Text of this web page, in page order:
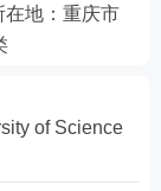
在地： 重庆市
of Science